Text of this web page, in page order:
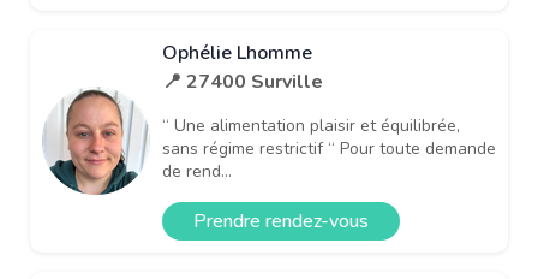
Ophélie Lhomme
📍 27400 Surville
“ Une alimentation plaisir et équilibrée,
sans régime restrictif “ Pour toute demande
de rend...
Prendre rendez-vous